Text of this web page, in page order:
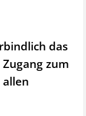
das
zum
allen